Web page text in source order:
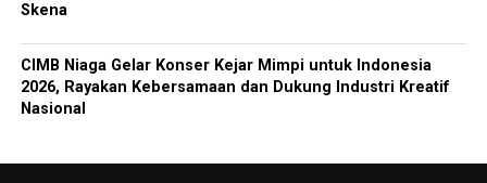
Skena
CIMB Niaga Gelar Konser Kejar Mimpi untuk Indonesia
2026, Rayakan Kebersamaan dan Dukung Industri Kreatif
Nasional